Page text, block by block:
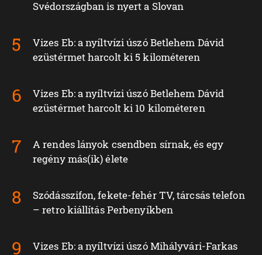
Svédországban is nyert a Slovan
Vizes Eb: a nyíltvízi úszó Betlehem Dávid
ezüstérmet harcolt ki 5 kilométeren
Vizes Eb: a nyíltvízi úszó Betlehem Dávid
ezüstérmet harcolt ki 10 kilométeren
A rendes lányok csendben sírnak, és egy
regény más(ik) élete
Szódásszifon, fekete-fehér TV, tárcsás telefon
– retro kiállítás Perbenyíkben
Vizes Eb: a nyíltvízi úszó Mihályvári-Farkas